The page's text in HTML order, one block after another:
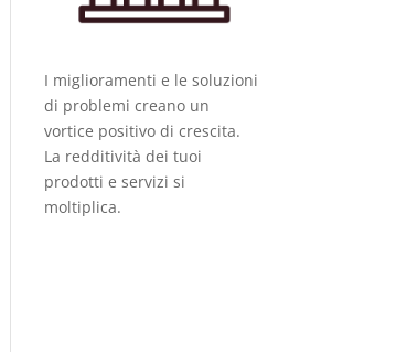
I miglioramenti e le soluzioni
di problemi creano un
vortice positivo di crescita.
La redditività dei tuoi
prodotti e servizi si
moltiplica.